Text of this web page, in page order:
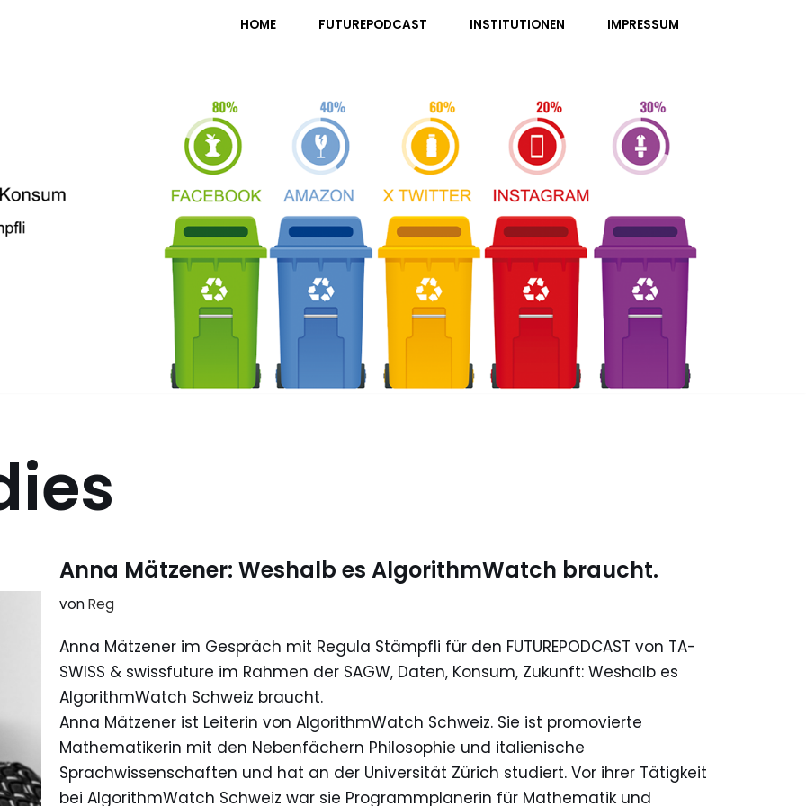
HOME FUTUREPODCAST INSTITUTIONEN IMPRESSUM
Anna Mätzener: Weshalb es AlgorithmWatch braucht.
vonReg
Anna Mätzener im Gespräch mit Regula Stämpfli für den FUTUREPODCAST von TA-
SWISS & swissfuture im Rahmen der SAGW, Daten, Konsum, Zukunft: Weshalb es
AlgorithmWatch Schweiz braucht.
Anna Mätzener ist Leiterin von AlgorithmWatch Schweiz. Sie ist promovierte
Mathematikerin mit den Nebenfächern Philosophie und italienische
Sprachwissenschaften und hat an der Universität Zürich studiert. Vor ihrer Tätigkeit
bei AlgorithmWatch Schweiz war sie Programmplanerin für Mathematik und